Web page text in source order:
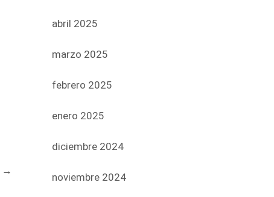
→
abril 2025
marzo 2025
febrero 2025
enero 2025
diciembre 2024
noviembre 2024